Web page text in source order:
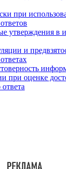
при
утверждения в
и
при оценке